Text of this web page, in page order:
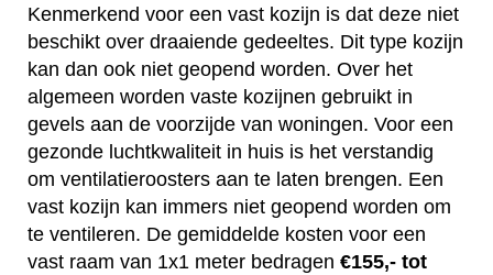
Kenmerkend voor een vast kozijn is dat deze niet
beschikt over draaiende gedeeltes. Dit type kozijn
kan dan ook niet geopend worden. Over het
algemeen worden vaste kozijnen gebruikt in
gevels aan de voorzijde van woningen. Voor een
gezonde luchtkwaliteit in huis is het verstandig
om ventilatieroosters aan te laten brengen. Een
vast kozijn kan immers niet geopend worden om
te ventileren. De gemiddelde kosten voor een
vast raam van 1x1 meter bedragen €155,- tot